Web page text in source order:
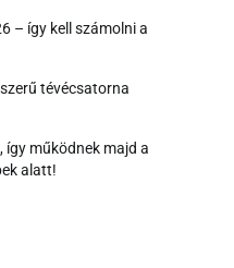
– így kell számolni a
tévécsatorna
működnek majd a
alatt!